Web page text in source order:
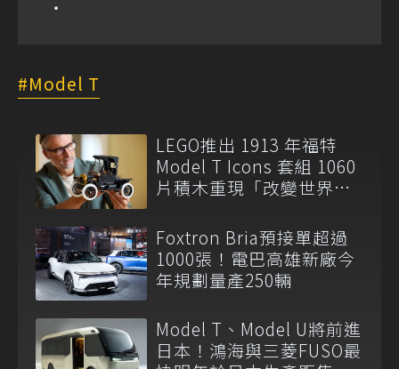
Model T
LEGO推出 1913 年福特
Model T Icons 套組 1060
片積木重現「改變世界的
Foxtron Bria預接單超過
1000張！電巴高雄新廠今
年規劃量產250輛
Model T、Model U將前進
日本！鴻海與三菱FUSO最